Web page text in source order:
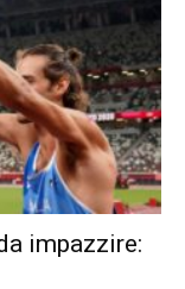
impazzire: